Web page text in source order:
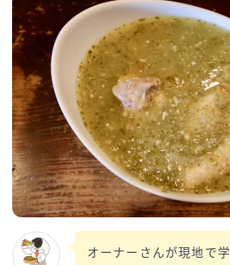
オーナーさんが現地で